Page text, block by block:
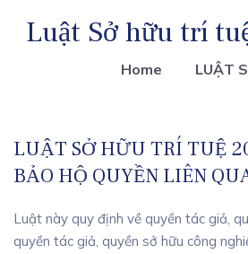
Luật Sở hữu trí
Home LUẬT
LUẬT SỞ HỮU TRÍ TUỆ
BẢO HỘ QUYỀN LIÊN
Luật này quy định về quyền tác giả,
quyền tác giả, quyền sở hữu công